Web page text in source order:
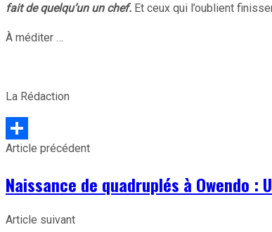
fait de quelqu’un un chef. Et ceux qui l’oublient
À méditer …
La Rédaction
Partager
Article précédent
Naissance de quadruplés à Owendo
Article suivant